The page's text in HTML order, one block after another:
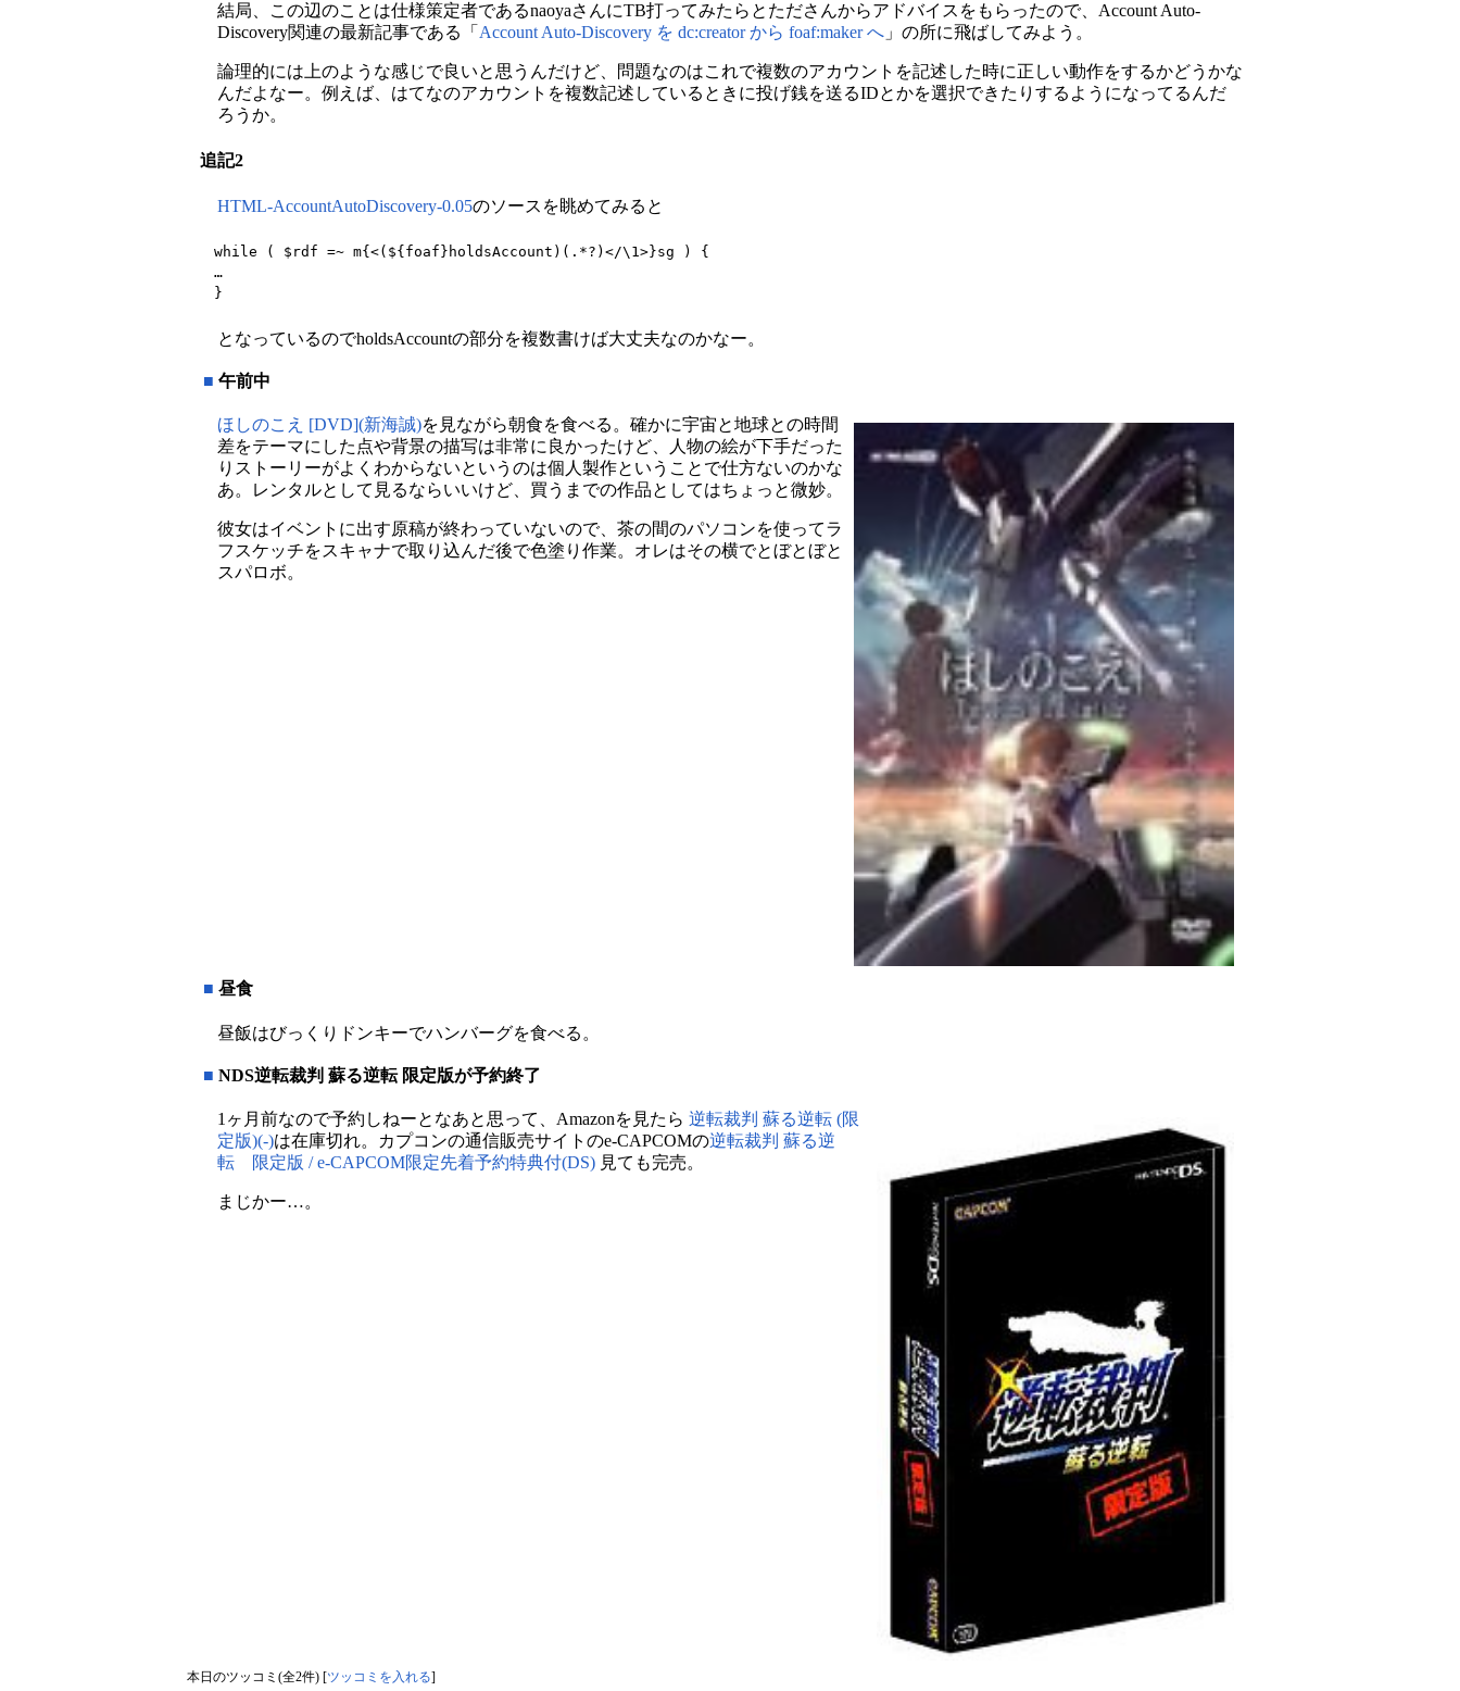
結局、この辺のことは仕様策定者であるnaoyaさんにTB打ってみたらとたださんからアドバイスをもらったので、Account Auto-
Discovery関連の最新記事である「 Account Auto-Discovery を dc:creator から foaf:maker へ 」の所に飛ばしてみよう。
論理的には上のような感じで良いと思うんだけど、問題なのはこれで複数のアカウントを記述した時に正しい動作をするかどうかな
んだよなー。例えば、はてなのアカウントを複数記述しているときに投げ銭を送るIDとかを選択できたりするようになってるんだ
ろうか。
追記2
HTML-AccountAutoDiscovery-0.05のソースを眺めてみると
while ( $rdf =~ m{<(${foaf}holdsAccount)(.*?)</\1>}sg ) {
…
}
となっているのでholdsAccountの部分を複数書けば大丈夫なのかなー。
■ 午前中
ほしのこえ [DVD](新海誠)を見ながら朝食を食べる。確かに宇宙と地球との時間
差をテーマにした点や背景の描写は非常に良かったけど、人物の絵が下手だった
りストーリーがよくわからないというのは個人製作ということで仕方ないのかな
あ。レンタルとして見るならいいけど、買うまでの作品としてはちょっと微妙。
彼女はイベントに出す原稿が終わっていないので、茶の間のパソコンを使ってラ
フスケッチをスキャナで取り込んだ後で色塗り作業。オレはその横でとぼとぼと
スパロボ。
■ 昼食
昼飯はびっくりドンキーでハンバーグを食べる。
■ NDS逆転裁判 蘇る逆転 限定版が予約終了
1ヶ月前なので予約しねーとなあと思って、Amazonを見たら 逆転裁判 蘇る逆転 (限
定版)(-)は在庫切れ。カプコンの通信販売サイトのe-CAPCOMの逆転裁判 蘇る逆
転 限定版 / e-CAPCOM限定先着予約特典付(DS) 見ても完売。
まじかー…。
本日のツッコミ(全2件) [ツッコミを入れる]